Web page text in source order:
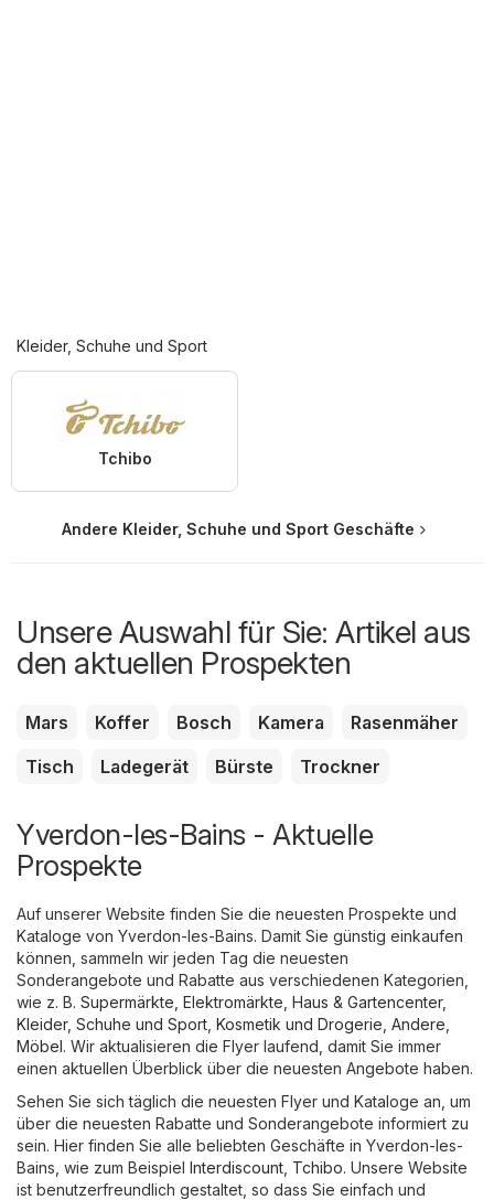
Kleider, Schuhe und Sport
Tchibo
Andere Kleider, Schuhe und Sport Geschäfte
Unsere Auswahl für Sie: Artikel aus
den aktuellen Prospekten
Mars Koffer Bosch Kamera
Rasenmäher
Tisch
Ladegerät Bürste Trockner
Yverdon-les-Bains - Aktuelle
Prospekte
Auf unserer Website finden Sie die neuesten Prospekte und
Kataloge von Yverdon-les-Bains. Damit Sie günstig einkaufen
können, sammeln wir jeden Tag die neuesten
Sonderangebote und Rabatte aus verschiedenen Kategorien,
wie z. B. Supermärkte Elektromärkte Haus & Gartencenter,
Kleider, Schuhe und Sport Kosmetik und Drogerie Andere
Möbel. Wir aktualisieren die Flyer laufend, damit Sie immer
einen aktuellen Überblick über die neuesten Angebote haben.
Sehen Sie sich täglich die neuesten Flyer und Kataloge an, um
über die neuesten Rabatte und Sonderangebote informiert zu
sein. Hier finden Sie alle beliebten Geschäfte in Yverdon-les-
Bains, wie zum Beispiel Interdiscount Tchibo. Unsere Website
ist benutzerfreundlich gestaltet, so dass Sie einfach und